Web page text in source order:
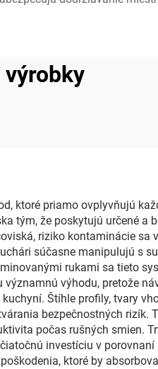
výrobky
ktoré priamo ovplyvňujú
tým, že poskytujú určené a
riziko kontaminácie sa
súčasne manipulujú s
rukami sa tieto
výhodu, pretože
Štíhle profily, tvary
bezpečnostných rizík.
počas rušných smien.
investíciu v
ktoré by